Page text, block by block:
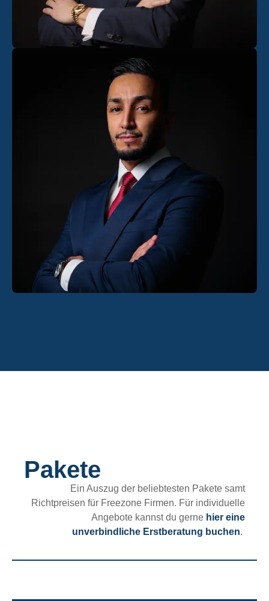
Pakete
Ein Auszug der beliebtesten Pakete samt
Richtpreisen für Freezone Firmen. Für individuelle
Angebote kannst du gerne hier eine
unverbindliche Erstberatung buchen.